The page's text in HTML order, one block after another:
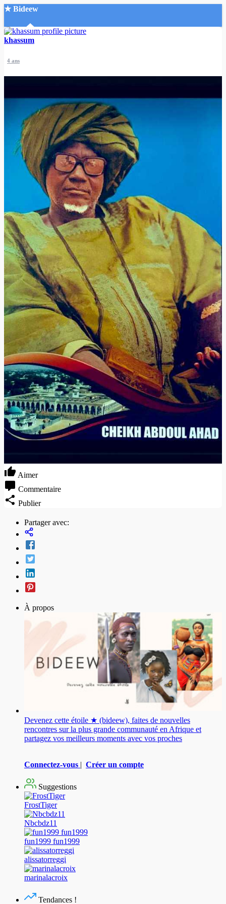
★ Bideew
Accueil
Recherche Avancée
Mon compte
Connexion
Créer un compte
Mode nuit
khassum
4 ans
Aimer
Commentaire
Publier
Partager avec:
À propos
Devenez cette étoile ★ (bideew), faites de nouvelles
rencontres sur la plus grande communauté en Afrique et
partagez vos meilleurs moments avec vos proches
Connectez-vous | Créer un compte
Suggestions
FrostTiger
Nbcbdz11
fun1999 fun1999
alissatorreggi
marinalacroix
Tendances !